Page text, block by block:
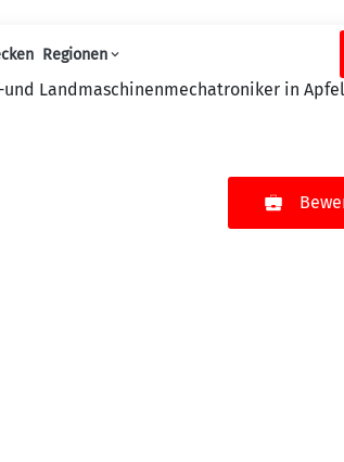
Regionen
Landmaschinenmechatroniker in